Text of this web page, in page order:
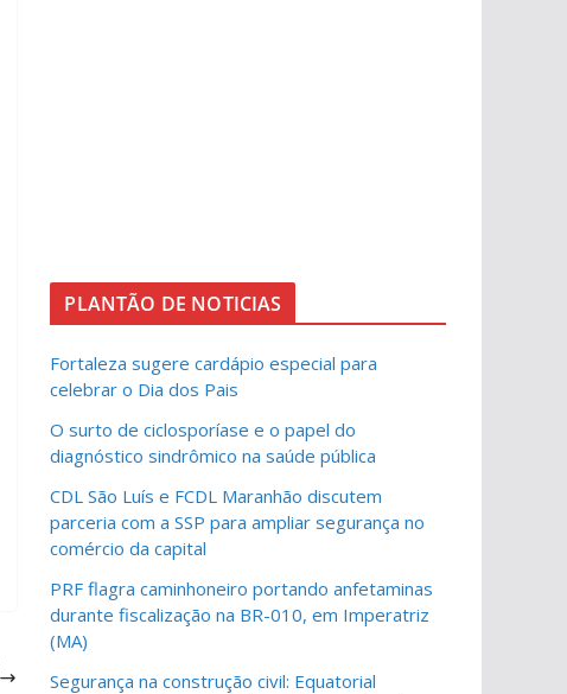
PLANTÃO DE NOTICIAS
Fortaleza sugere cardápio especial para
celebrar o Dia dos Pais
O surto de ciclosporíase e o papel do
diagnóstico sindrômico na saúde pública
CDL São Luís e FCDL Maranhão discutem
parceria com a SSP para ampliar segurança no
comércio da capital
PRF flagra caminhoneiro portando anfetaminas
durante fiscalização na BR-010, em Imperatriz
(MA)
Segurança na construção civil: Equatorial